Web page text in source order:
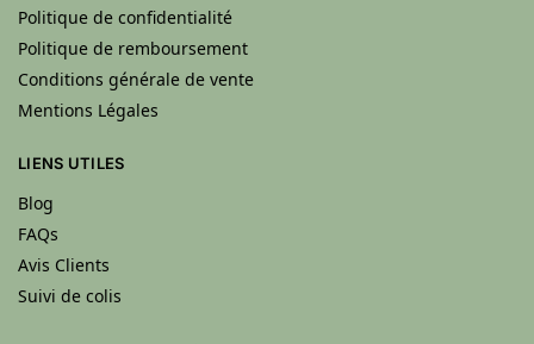
Politique de confidentialité
Politique de remboursement
Conditions générale de vente
Mentions Légales
LIENS UTILES
Blog
FAQs
Avis Clients
Suivi de colis